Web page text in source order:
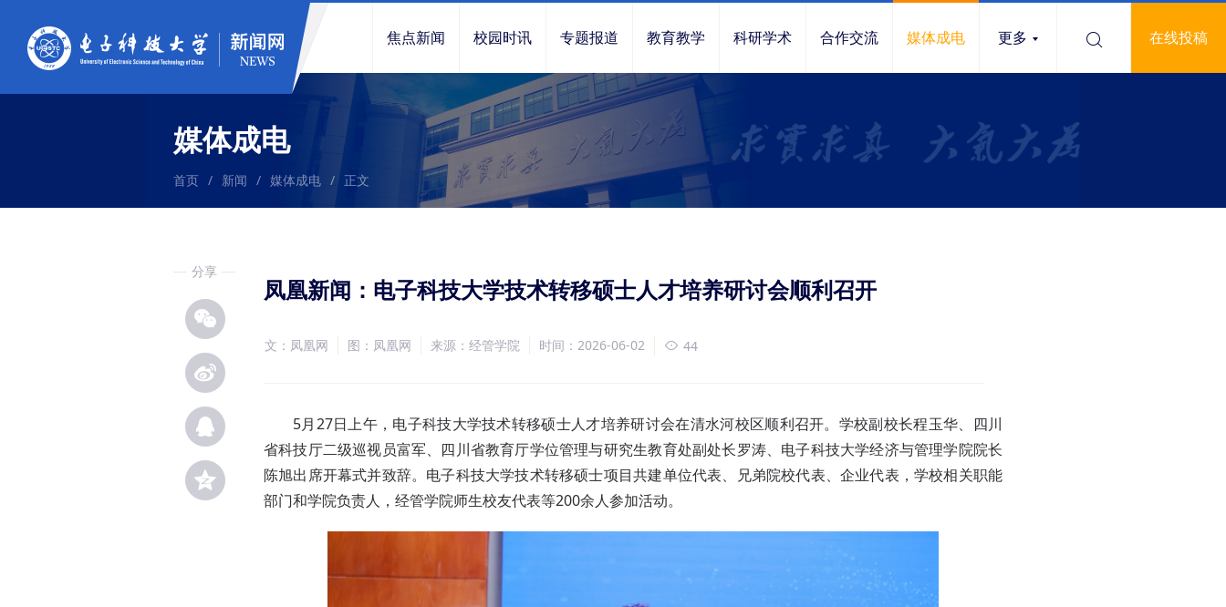
焦点新闻 校园时讯 专题报道 教育教学 科研学术 合作交流 媒体成电 更多 在线投稿
媒体成电
首页 / 新闻 / 媒体成电 / 正文
分享
凤凰新闻：电子科技大学技术转移硕士人才培养研讨会顺利召开
文：凤凰网 图：凤凰网 来源：经管学院 时间：2026-06-02 44
5月27日上午，电子科技大学技术转移硕士人才培养研讨会在清水河校区顺利召开。学校副校长程玉华、四川
省科技厅二级巡视员富军、四川省教育厅学位管理与研究生教育处副处长罗涛、电子科技大学经济与管理学院院长
陈旭出席开幕式并致辞。电子科技大学技术转移硕士项目共建单位代表、兄弟院校代表、企业代表，学校相关职能
部门和学院负责人，经管学院师生校友代表等200余人参加活动。